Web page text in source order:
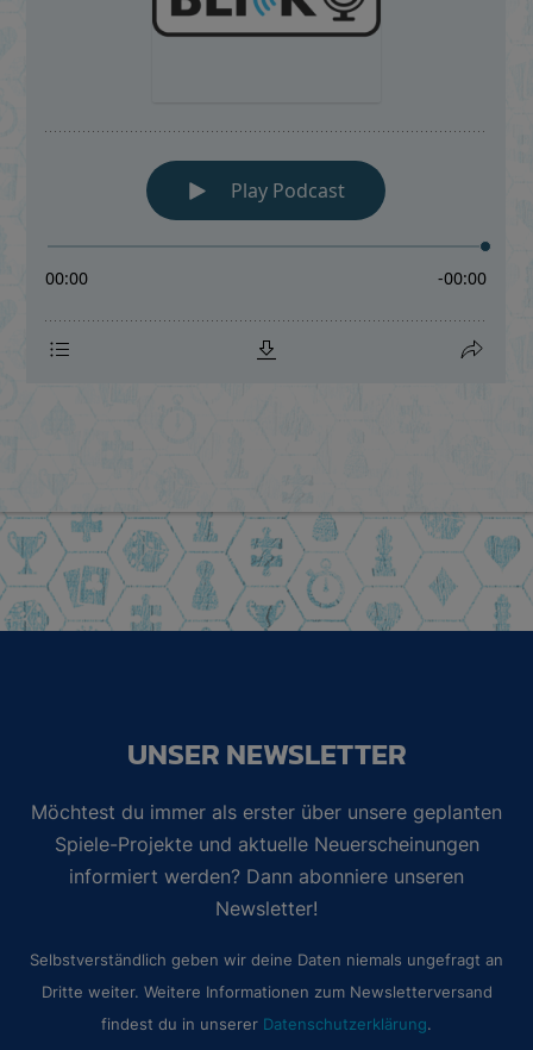
UNSER NEWSLETTER
Möchtest du immer als erster über unsere geplanten
Spiele-Projekte und aktuelle Neuerscheinungen
informiert werden? Dann abonniere unseren
Newsletter!
Selbstverständlich geben wir deine Daten niemals ungefragt an
Dritte weiter. Weitere Informationen zum Newsletterversand
findest du in unserer Datenschutzerklärung.